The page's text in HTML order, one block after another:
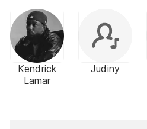
Kendrick
Lamar
Judiny